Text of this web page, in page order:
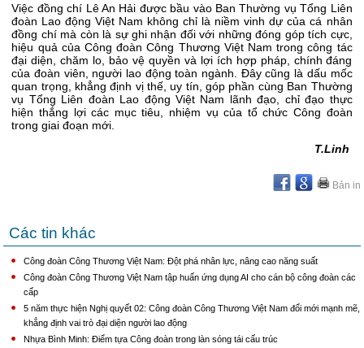
Việc đồng chí Lê An Hải được bầu vào Ban Thường vụ Tổng Liên
đoàn Lao động Việt Nam không chỉ là niềm vinh dự của cá nhân
đồng chí mà còn là sự ghi nhận đối với những đóng góp tích cực,
hiệu quả của Công đoàn Công Thương Việt Nam trong công tác
đại diện, chăm lo, bảo vệ quyền và lợi ích hợp pháp, chính đáng
của đoàn viên, người lao động toàn ngành. Đây cũng là dấu mốc
quan trọng, khẳng định vị thế, uy tín, góp phần cùng Ban Thường
vụ Tổng Liên đoàn Lao động Việt Nam lãnh đạo, chỉ đạo thực
hiện thắng lợi các mục tiêu, nhiệm vụ của tổ chức Công đoàn
trong giai đoạn mới.
T.Linh
Bản in
Các tin khác
Công đoàn Công Thương Việt Nam: Đột phá nhân lực, nâng cao năng suất
Công đoàn Công Thương Việt Nam tập huấn ứng dụng AI cho cán bộ công đoàn các
cấp
5 năm thực hiện Nghị quyết 02: Công đoàn Công Thương Việt Nam đổi mới mạnh mẽ,
khẳng định vai trò đại diện người lao động
Nhựa Bình Minh: Điểm tựa Công đoàn trong làn sóng tái cấu trúc